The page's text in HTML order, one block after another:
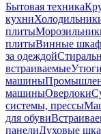
Бытовая техника
кухни
плиты
плитыВинные
за одеждой
встраиваемыеУтюги
машины
машиныОверлоки
системы, прессы
для обуви
панелиДуховые